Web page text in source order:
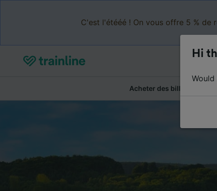
C'est l'étééé ! On vous offre 5 %
Acheter des billets
Hi